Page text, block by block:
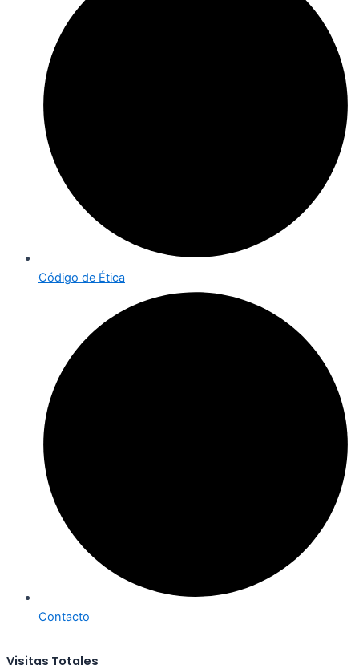
Código de Ética
Contacto
Visitas Totales